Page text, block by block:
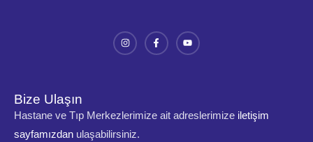
Bize Ulaşın
Hastane ve Tıp Merkezlerimize ait adreslerimize iletişim
sayfamızdan ulaşabilirsiniz.